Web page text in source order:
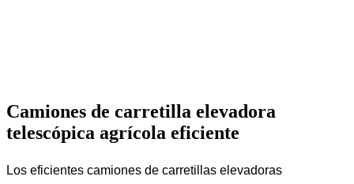
Camiones de carretilla elevadora
telescópica agrícola eficiente
Los eficientes camiones de carretillas elevadoras